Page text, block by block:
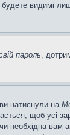
видимі
пароль,
натиснули на
щоб усі
необхідна вам